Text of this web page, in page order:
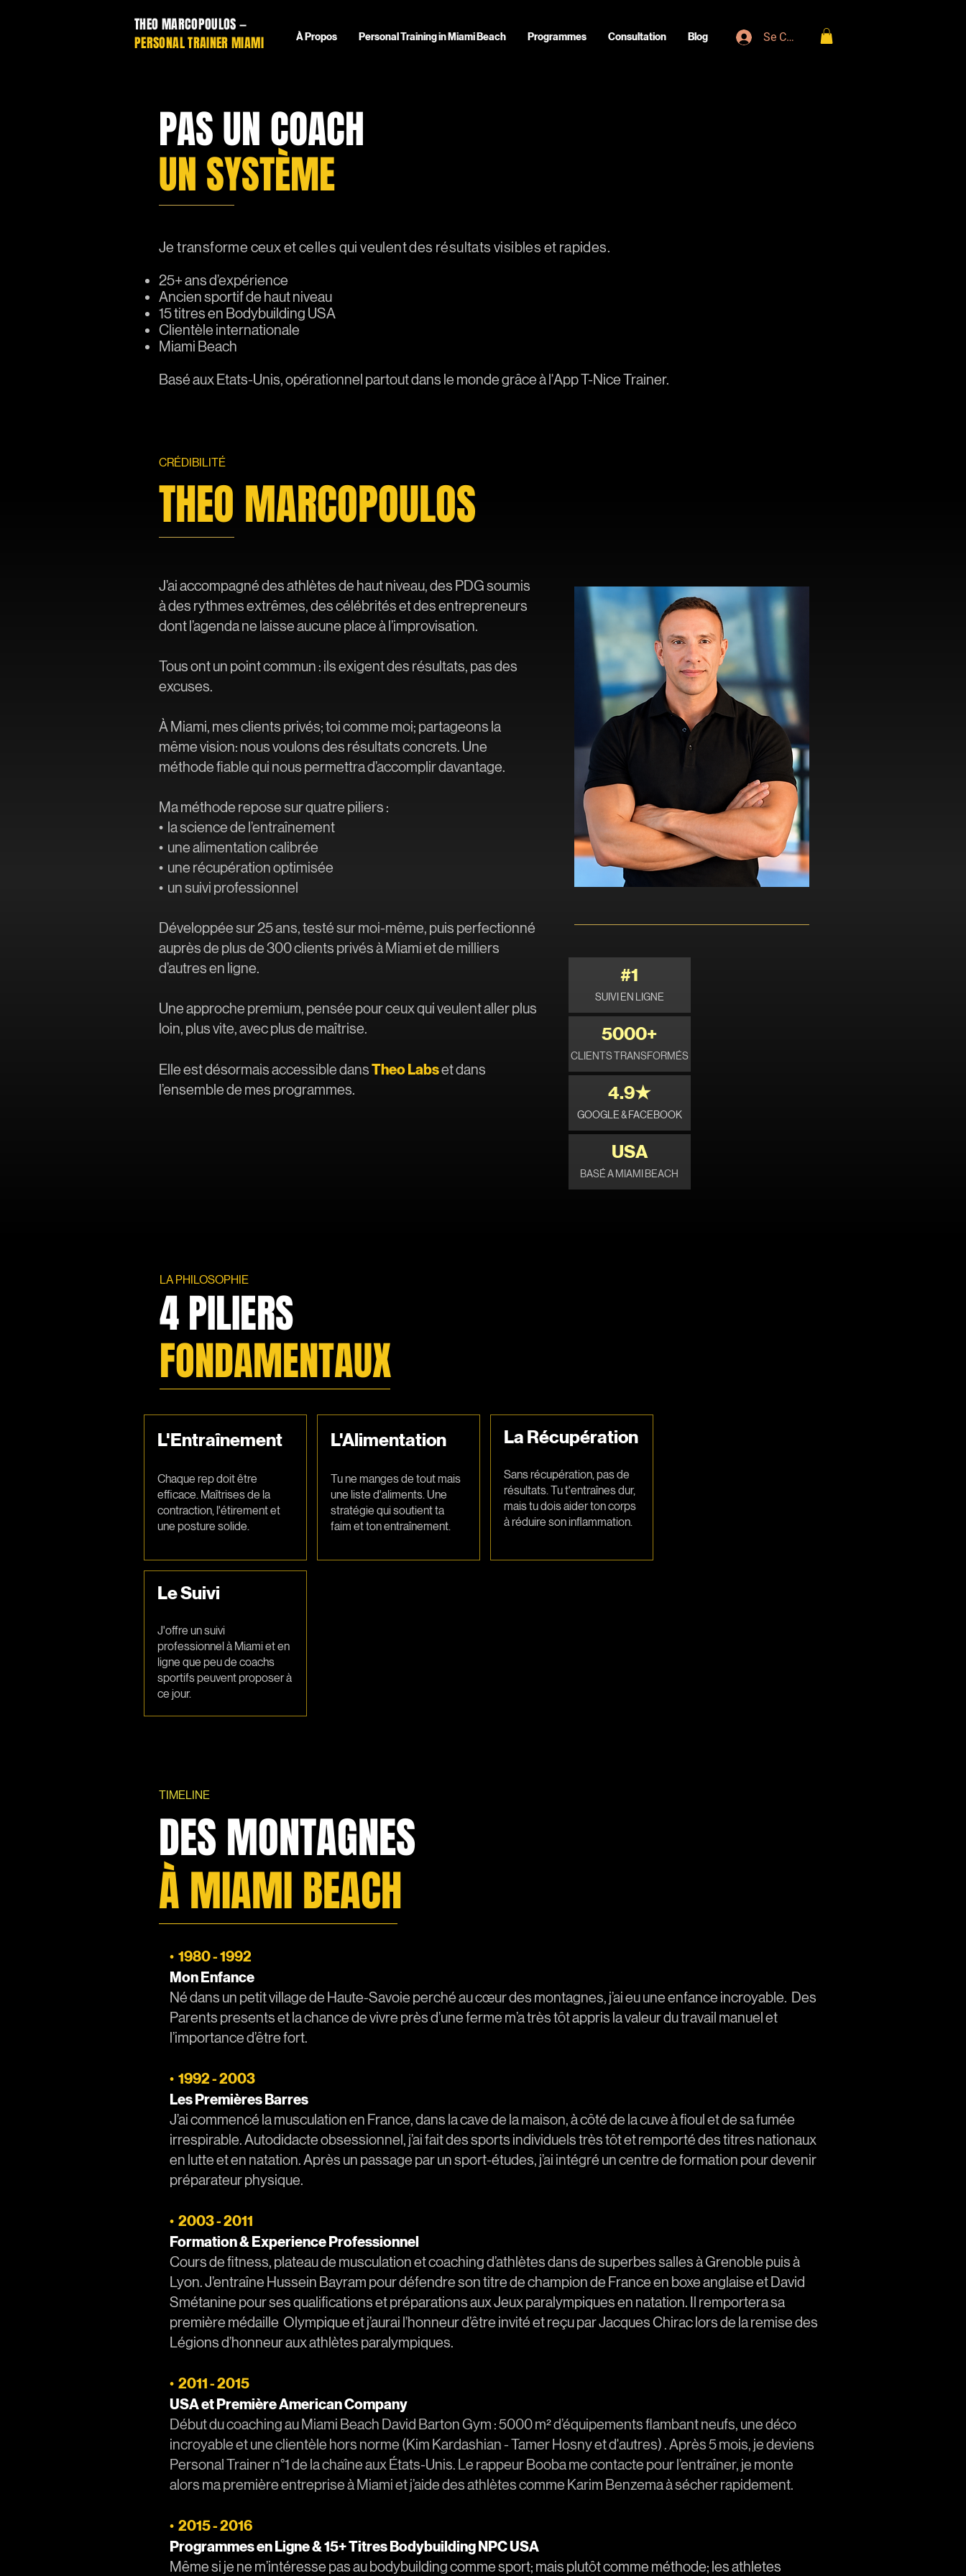
THEO MARCOPOULOS —
PERSONAL TRAINER MIAMI
À Propos Personal Training in Miami Beach Programmes Consultation Blog Se Connecter
PAS UN COACH
UN SYSTÈME
Je transforme ceux et celles qui veulent des résultats visibles et rapides.
25+ ans d’expérience
Ancien sportif de haut niveau
15 titres en Bodybuilding USA
Clientèle internationale
Miami Beach
Basé aux Etats-Unis, opérationnel partout dans le monde grâce à l'App T-Nice Trainer.
CRÉDIBILITÉ
THEO MARCOPOULOS
J’ai accompagné des athlètes de haut niveau, des PDG soumis
à des rythmes extrêmes, des célébrités et des entrepreneurs
dont l’agenda ne laisse aucune place à l’improvisation.
Tous ont un point commun : ils exigent des résultats, pas des
excuses.
À Miami, mes clients privés; toi comme moi; partageons la
même vision: nous voulons des résultats concrets. Une
méthode fiable qui nous permettra d’accomplir davantage.
Ma méthode repose sur quatre piliers :
• la science de l’entraînement
• une alimentation calibrée
• une récupération optimisée
• un suivi professionnel
Développée sur 25 ans, testé sur moi-même, puis perfectionné
auprès de plus de 300 clients privés à Miami et de milliers
d’autres en ligne.
Une approche premium, pensée pour ceux qui veulent aller plus
loin, plus vite, avec plus de maîtrise.
Elle est désormais accessible dansTheoLabset dans
l’ensemble de mes programmes.
#1
SUIVI EN LIGNE
5000+
CLIENTS TRANSFORMÉS
4.9★
GOOGLE & FACEBOOK
USA
BASÉ A MIAMI BEACH
LA PHILOSOPHIE
4 PILIERS
FONDAMENTAUX
L'Entraînement
Chaque rep doit être
efficace. Maîtrises de la
contraction, l'étirement et
une posture solide.
L'Alimentation​
Tu ne manges de tout mais
une liste d'aliments. Une
stratégie qui soutient ta
faim et ton entraînement.
La Récupération
Sans récupération, pas de
résultats. Tu t'entraînes dur,
mais tu dois aider ton corps
à réduire son inflammation.
Le Suivi
J'offre un suivi
professionnel à Miami et en
ligne que peu de coachs
sportifs peuvent proposer à
ce jour.
TIMELINE
DES MONTAGNES
À MIAMI BEACH
• 1980 - 1992
Mon Enfance
Né dans un petit village de Haute-Savoie perché au cœur des montagnes, j’ai eu une enfance incroyable. Des
Parents presents et la chance de vivre près d’une ferme m’a très tôt appris la valeur du travail manuel et
l’importance d’être fort.
• 1992 - 2003
Les Premières Barres
J’ai commencé la musculation en France, dans la cave de la maison, à côté de la cuve à fioul et de sa fumée
irrespirable. Autodidacte obsessionnel, j’ai fait des sports individuels très tôt et remporté des titres nationaux
en lutte et en natation. Après un passage par un sport-études, j’ai intégré un centre de formation pour devenir
préparateur physique.
• 2003 - 2011
Formation & Experience Professionnel
Cours de fitness, plateau de musculation et coaching d’athlètes dans de superbes salles à Grenoble puis à
Lyon. J’entraîne Hussein Bayram pour défendre son titre de champion de France en boxe anglaise et David
Smétanine pour ses qualifications et préparations aux Jeux paralympiques en natation. Il remportera sa
première médaille Olympique et j’aurai l’honneur d’être invité et reçu par Jacques Chirac lors de la remise des
Légions d’honneur aux athlètes paralympiques.
• 2011 - 2015
USA et Première American Company
Début du coaching au Miami Beach David Barton Gym : 5000 m² d’équipements flambant neufs, une déco
incroyable et une clientèle hors norme (Kim Kardashian - Tamer Hosny et d'autres) . Après 5 mois, je deviens
Personal Trainer n°1 de la chaîne aux États-Unis. Le rappeur Booba me contacte pour l’entraîner, je monte
alors ma première entreprise à Miami et j’aide des athlètes comme Karim Benzema à sécher rapidement.
• 2015 - 2016
Programmes en Ligne & 15+ Titres Bodybuilding NPC USA
Même si je ne m’intéresse pas au bodybuilding comme sport; mais plutôt comme méthode; les athletes